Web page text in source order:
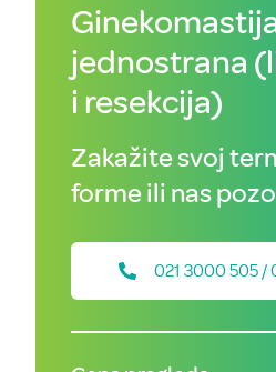
jednostrana
i resekcija)
Zakažite svoj
forme ili nas
021 3000 505 /